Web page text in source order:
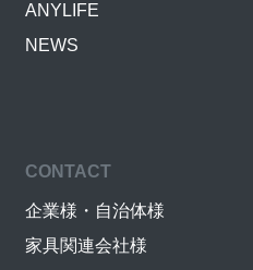
ANYLIFE
NEWS
CONTACT
企業様・自治体様
家具関連会社様